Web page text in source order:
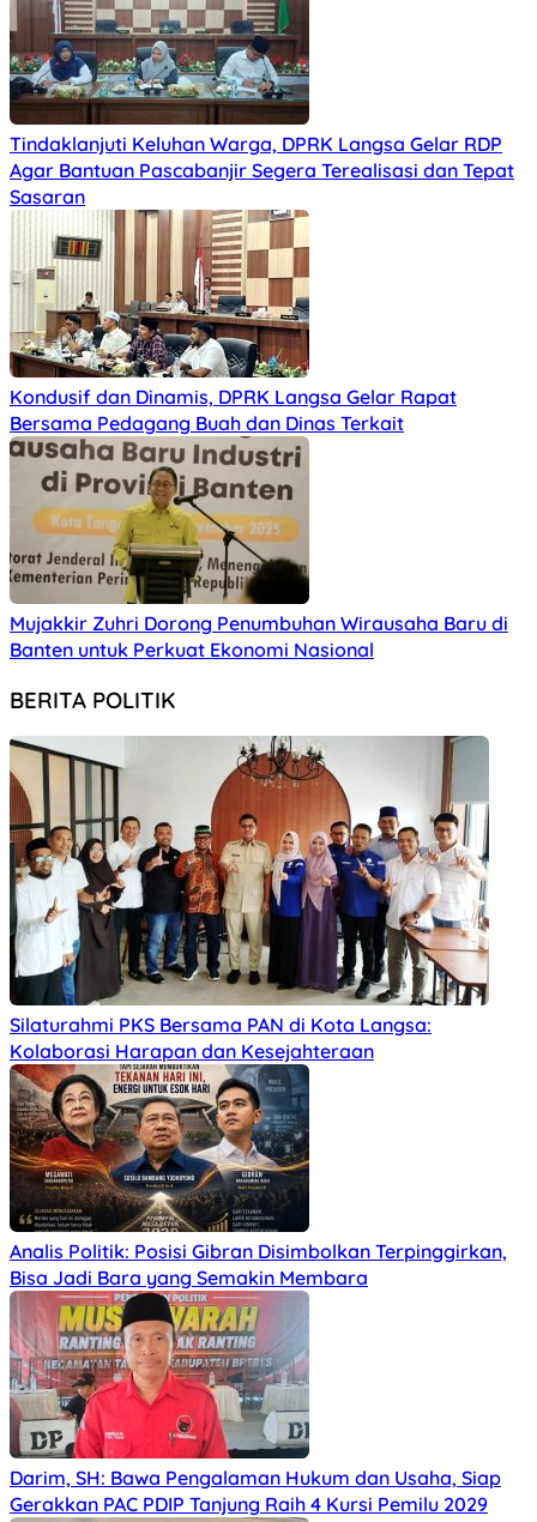
Tindaklanjuti Keluhan Warga, DPRK Langsa Gelar RDP
Agar Bantuan Pascabanjir Segera Terealisasi dan Tepat
Sasaran
Kondusif dan Dinamis, DPRK Langsa Gelar Rapat
Bersama Pedagang Buah dan Dinas Terkait
Mujakkir Zuhri Dorong Penumbuhan Wirausaha Baru di
Banten untuk Perkuat Ekonomi Nasional
BERITA POLITIK
Silaturahmi PKS Bersama PAN di Kota Langsa:
Kolaborasi Harapan dan Kesejahteraan
Analis Politik: Posisi Gibran Disimbolkan Terpinggirkan,
Bisa Jadi Bara yang Semakin Membara
Darim, SH: Bawa Pengalaman Hukum dan Usaha, Siap
Gerakkan PAC PDIP Tanjung Raih 4 Kursi Pemilu 2029